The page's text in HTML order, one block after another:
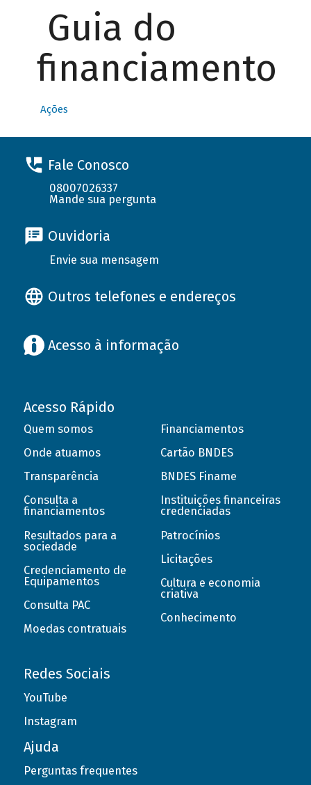
Guia do
financiamento
Ações
Fale Conosco
08007026337
Mande sua pergunta
Ouvidoria
Envie sua mensagem
Outros telefones e endereços
Acesso à informação
Acesso Rápido
Quem somos
Onde atuamos
Transparência
Consulta a
financiamentos
Resultados para a
sociedade
Credenciamento de
Equipamentos
Consulta PAC
Moedas contratuais
Financiamentos
Cartão BNDES
BNDES Finame
Instituições financeiras
credenciadas
Patrocínios
Licitações
Cultura e economia
criativa
Conhecimento
Redes Sociais
YouTube
Instagram
Ajuda
Perguntas frequentes